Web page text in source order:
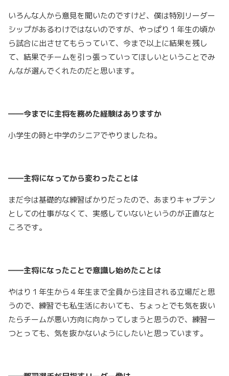
いろんな人から意見を聞いたのですけど、僕は特別リーダー
シップがあるわけではないのですが、やっぱり１年生の頃か
ら試合に出させてもらっていて、今まで以上に結果を残し
て、結果でチームを引っ張っていってほしいということでみ
んなが選んでくれたのだと思います。
――今までに主将を務めた経験はありますか
小学生の時と中学のシニアでやりましたね。
――主将になってから変わったことは
まだ今は基礎的な練習ばかりだったので、あまりキャプテン
としての仕事がなくて、実感していないというのが正直なと
ころです。
――主将になったことで意識し始めたことは
やはり１年生から４年生まで全員から注目される立場だと思
うので、練習でも私生活においても、ちょっとでも気を抜い
たらチームが悪い方向に向かってしまうと思うので、練習一
つとっても、気を抜かないようにしたいと思っています。